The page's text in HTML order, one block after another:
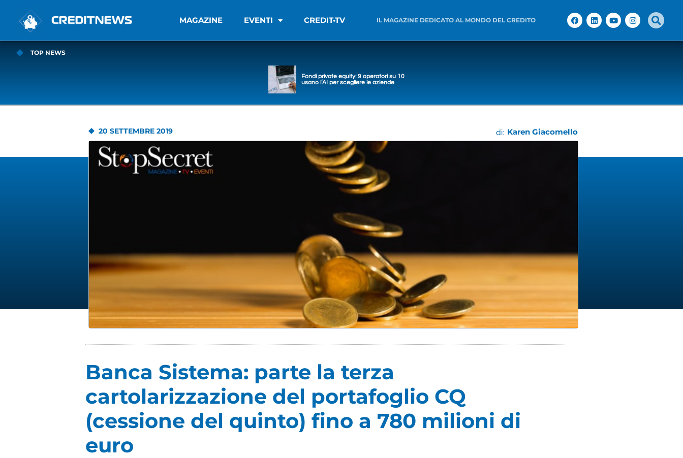
MAGAZINE EVENTI CREDIT•TV IL MAGAZINE DEDICATO AL MONDO DEL CREDITO
TOP NEWS
Fondi private equity: 9 operatori su 10
usano l’AI per scegliere le aziende
20 SETTEMBRE 2019 di: Karen Giacomello
Banca Sistema: parte la terza
cartolarizzazione del portafoglio CQ
(cessione del quinto) fino a 780 milioni di
euro